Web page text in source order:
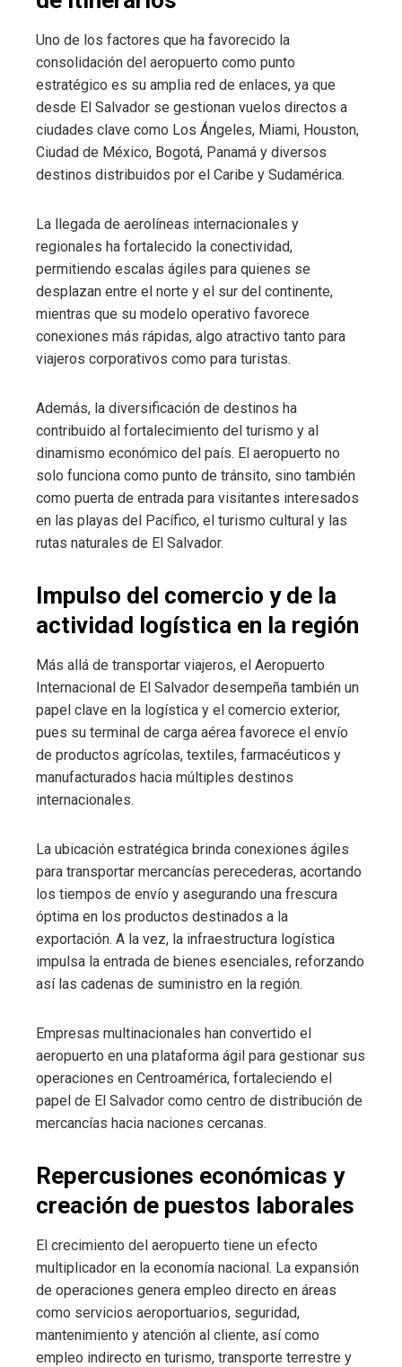
Uno de los factores que ha favorecido la
consolidación del aeropuerto como punto
estratégico es su amplia red de enlaces, ya que
desde El Salvador se gestionan vuelos directos a
ciudades clave como Los Ángeles, Miami, Houston,
Ciudad de México, Bogotá, Panamá y diversos
destinos distribuidos por el Caribe y Sudamérica.
La llegada de aerolíneas internacionales y
regionales ha fortalecido la conectividad,
permitiendo escalas ágiles para quienes se
desplazan entre el norte y el sur del continente,
mientras que su modelo operativo favorece
conexiones más rápidas, algo atractivo tanto para
viajeros corporativos como para turistas.
Además, la diversificación de destinos ha
contribuido al fortalecimiento del turismo y al
dinamismo económico del país. El aeropuerto no
solo funciona como punto de tránsito, sino también
como puerta de entrada para visitantes interesados
en las playas del Pacífico, el turismo cultural y las
rutas naturales de El Salvador.
Impulso del comercio y de la
actividad logística en la región
Más allá de transportar viajeros, el Aeropuerto
Internacional de El Salvador desempeña también un
papel clave en la logística y el comercio exterior,
pues su terminal de carga aérea favorece el envío
de productos agrícolas, textiles, farmacéuticos y
manufacturados hacia múltiples destinos
internacionales.
La ubicación estratégica brinda conexiones ágiles
para transportar mercancías perecederas, acortando
los tiempos de envío y asegurando una frescura
óptima en los productos destinados a la
exportación. A la vez, la infraestructura logística
impulsa la entrada de bienes esenciales, reforzando
así las cadenas de suministro en la región.
Empresas multinacionales han convertido el
aeropuerto en una plataforma ágil para gestionar sus
operaciones en Centroamérica, fortaleciendo el
papel de El Salvador como centro de distribución de
mercancías hacia naciones cercanas.
Repercusiones económicas y
creación de puestos laborales
El crecimiento del aeropuerto tiene un efecto
multiplicador en la economía nacional. La expansión
de operaciones genera empleo directo en áreas
como servicios aeroportuarios, seguridad,
mantenimiento y atención al cliente, así como
empleo indirecto en turismo, transporte terrestre y